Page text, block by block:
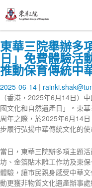
東華三院舉辦多
日」免費體驗活
推動保育傳統中
2025-06-14
（香港，2025年6月14日）
國文化和自然遺產日」。東
周年之際，於2025年6月14
步履行弘揚中華傳統文化的使
當日，東華三院辦多項主題
坊、金箔貼木雕工作坊及東
體驗，讓市民親身感受中華
動更獲非物質文化遺產辦事